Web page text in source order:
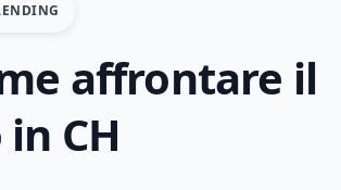
affrontare il
CH